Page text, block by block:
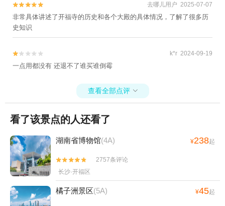

 去哪儿用户 2025-07-07
非常具体讲述了开福寺的历史和各个大殿的具体情况，了解了很多历
史知识

 k*r 2024-09-19
一点用都没有 还退不了谁买谁倒霉
查看全部点评 
看了该景点的人还看了
湖南省博物馆(4A) ¥238起


2757条评论
长沙·开福区
橘子洲景区(5A) ¥45起